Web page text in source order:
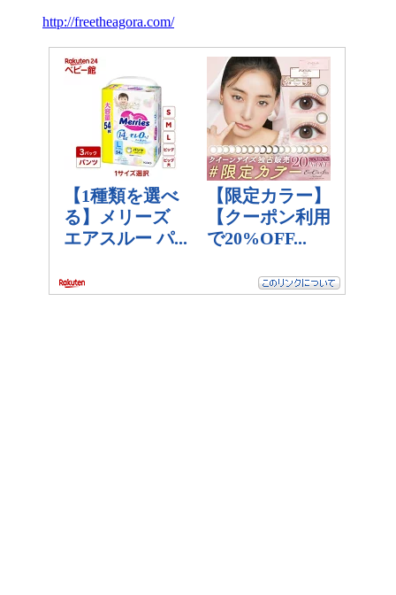
http://freetheagora.com/